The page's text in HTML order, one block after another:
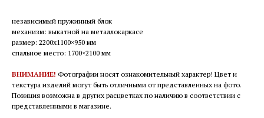
независимый пружинный блок
механизм: выкатной на металлокаркасе
размер: 2200x1100×950 мм
спальное место: 1700×2100 мм
ВНИМАНИЕ! Фотографии носят ознакомительный характер! Цвет и
текстура изделий могут быть отличными от представленных на фото.
Позиция возможна в других расцветках по наличию в соответствии с
представленными в магазине.